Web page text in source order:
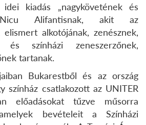
kiadás „nagykövetének és
Nicu Alifantisnak, akit az
elismert alkotójának, zenésznek,
színházi zeneszerzőnek,
tartanak.
Bukarestből és az ország
színház csatlakozott az UNITER
előadásokat tűzve műsorra
bevételeit a Színházi